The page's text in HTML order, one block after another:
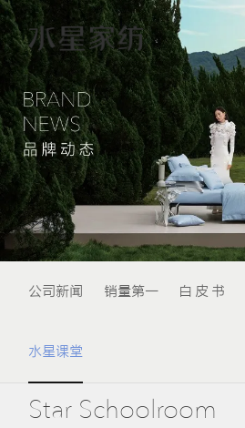
公司新闻 销量第一 白 皮 书
水星课堂
Star Schoolroom